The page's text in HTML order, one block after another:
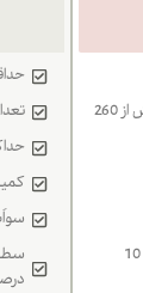
سطح خروج خودکار (Stop Out): 10
حداقل